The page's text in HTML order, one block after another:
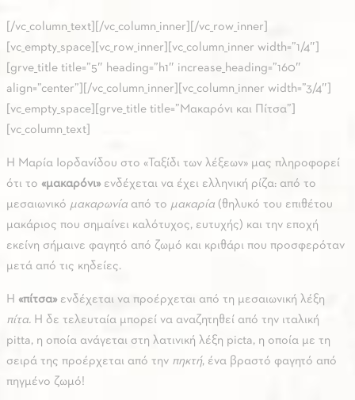
[/vc_column_text][/vc_column_inner][/vc_row_inner]
[vc_empty_space][vc_row_inner][vc_column_inner width=”1/4″]
[grve_title title=”5″ heading=”h1″ increase_heading=”160″
align=”center”][/vc_column_inner][vc_column_inner width=”3/4″]
[vc_empty_space][grve_title title=”Μακαρόνι και Πίτσα”]
[vc_column_text]
Η Μαρία Ιορδανίδου στο «Ταξίδι των λέξεων» μας πληροφορεί
ότι το «μακαρόνι»ενδέχεται να έχει ελληνική ρίζα: από το
μεσαιωνικό μακαρωνία από το μακαρία (θηλυκό του επιθέτου
μακάριος που σημαίνει καλότυχος, ευτυχής) και την εποχή
εκείνη σήμαινε φαγητό από ζωμό και κριθάρι που προσφερόταν
μετά από τις κηδείες.
Η «πίτσα»ενδέχεται να προέρχεται από τη μεσαιωνική λέξη
πίτα. Η δε τελευταία μπορεί να αναζητηθεί από την ιταλική
pitta, η οποία ανάγεται στη λατινική λέξη picta, η οποία με τη
σειρά της προέρχεται από την πηκτή, ένα βραστό φαγητό από
πηγμένο ζωμό!